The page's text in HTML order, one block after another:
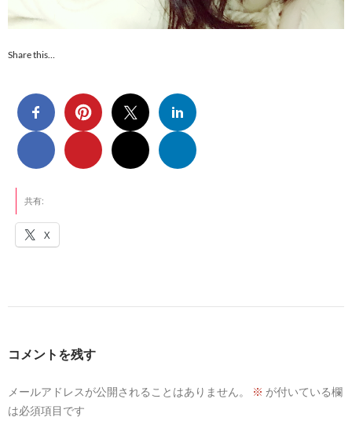
Share this…
共有:
X
コメントを残す
メールアドレスが公開されることはありません。 ※ が付いている欄
は必須項目です